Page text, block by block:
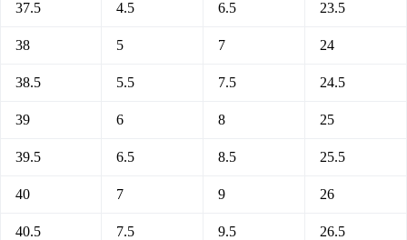
37.5 4.5 6.5 23.5
38 5 7 24
38.5 5.5 7.5 24.5
39 6 8 25
39.5 6.5 8.5 25.5
40 7 9 26
40.5 7.5 9.5 26.5